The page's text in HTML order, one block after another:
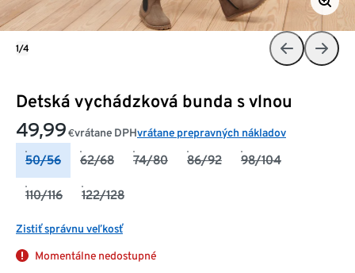
Detská vychádzková bunda s vlnou
49,99 €vrátane DPHvrátane prepravných nákladov
50/56 62/68 74/80 86/92 98/104
110/116 122/128
Zistiť správnu veľkosť
Momentálne nedostupné
1/4